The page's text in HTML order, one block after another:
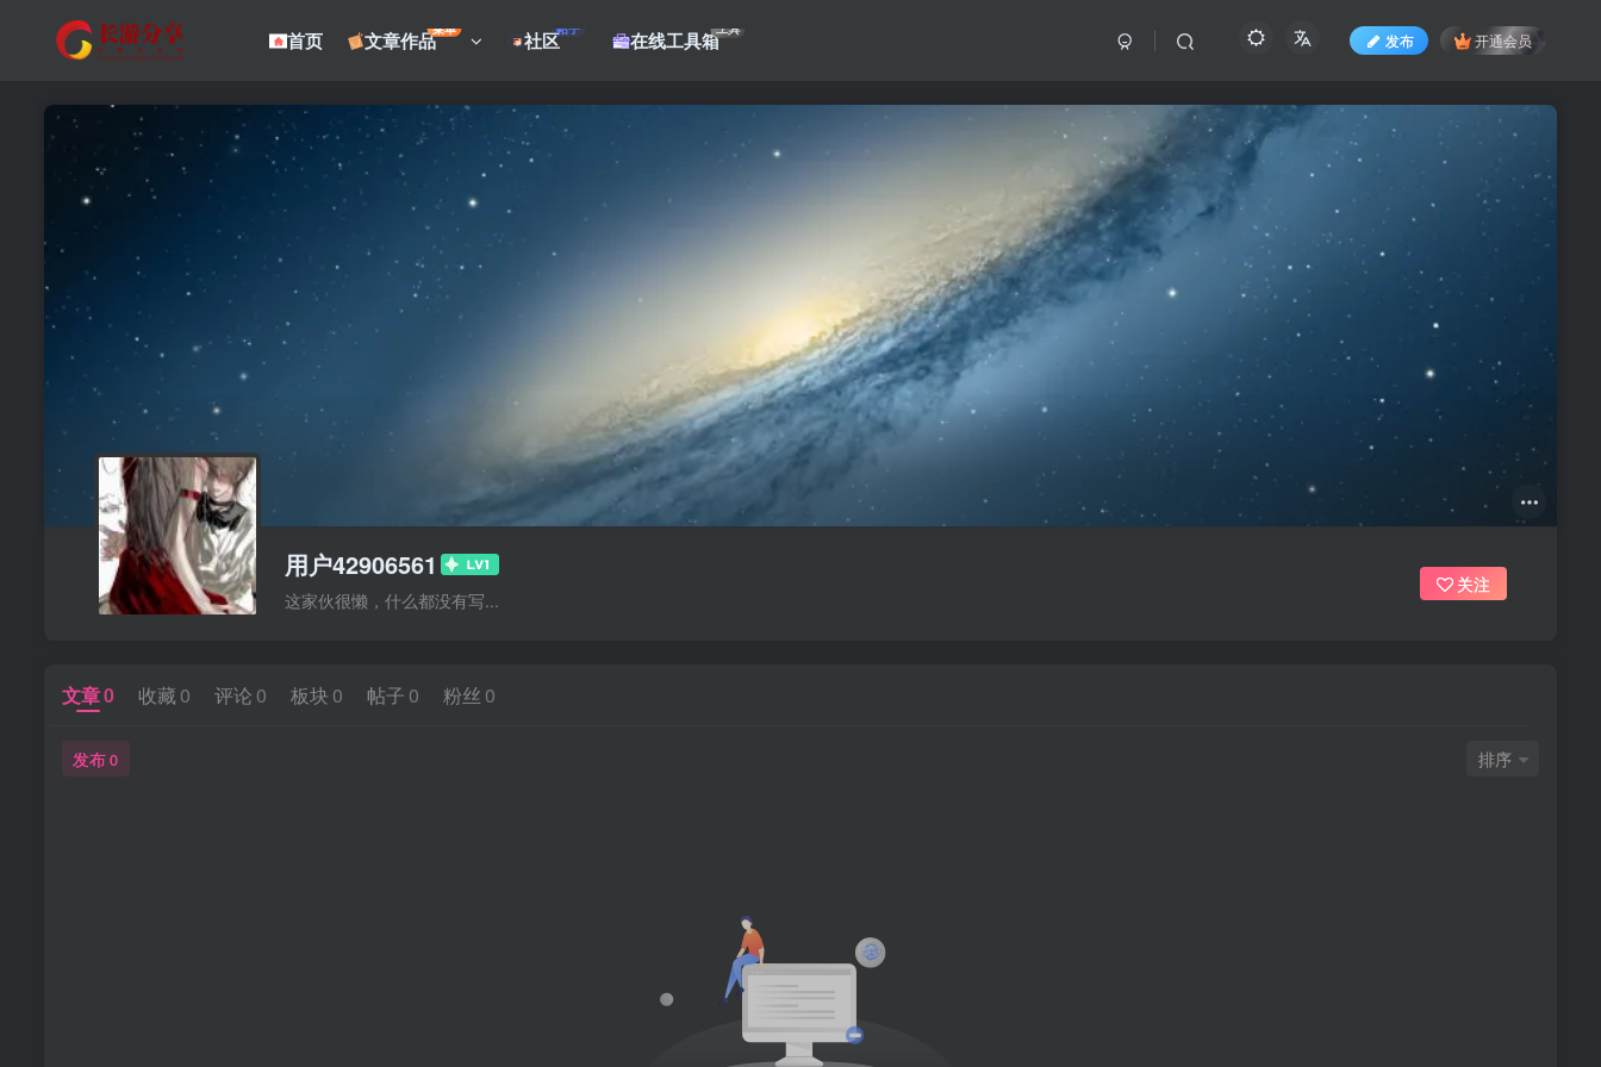
首页 文章作品菜单 社区帖子 在线工具箱工具
发布 开通会员
用户42906561
这家伙很懒，什么都没有写...
关注
文章0 收藏 0 评论 0 板块 0 帖子 0 粉丝 0
发布0 排序